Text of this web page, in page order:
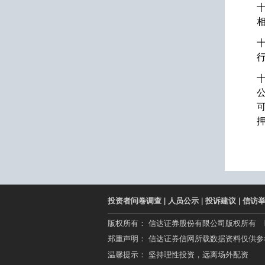
投资者问卷调查 人员公示 投诉建议 信访
版权所有： 信达证券股份有限公司版权所有
郑重声明： 信达证券信网所载数据资料仅供
温馨提示： 坚持理性投资，远离场外配资